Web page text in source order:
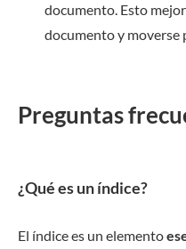
documento. Esto
documento y moverse
Preguntas
¿Qué es un índice?
El índice es un elemento